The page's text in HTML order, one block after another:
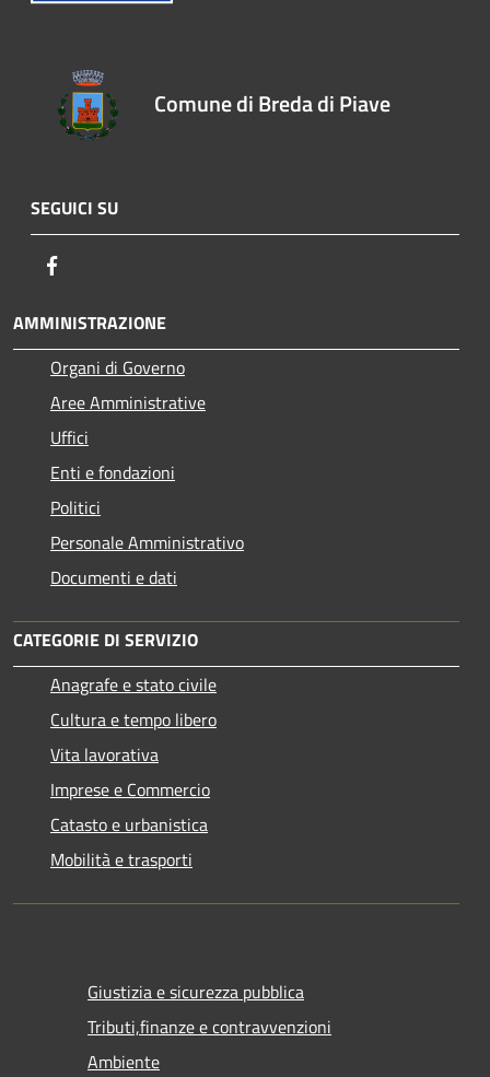
Comune di Breda di Piave
SEGUICI SU
AMMINISTRAZIONE
Organi di Governo
Aree Amministrative
Uffici
Enti e fondazioni
Politici
Personale Amministrativo
Documenti e dati
CATEGORIE DI SERVIZIO
Anagrafe e stato civile
Cultura e tempo libero
Vita lavorativa
Imprese e Commercio
Catasto e urbanistica
Mobilità e trasporti
Giustizia e sicurezza pubblica
Tributi,finanze e contravvenzioni
Ambiente